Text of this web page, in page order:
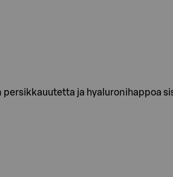
persikkauutetta ja hyaluronihappoa